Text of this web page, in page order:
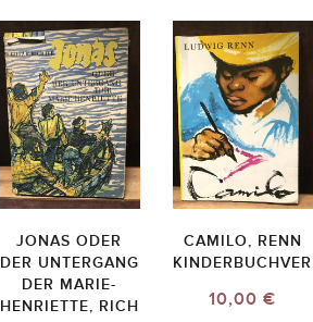
JONAS ODER
DER UNTERGANG
DER MARIE-
HENRIETTE, RICH
CAMILO, RENN
10,00 €